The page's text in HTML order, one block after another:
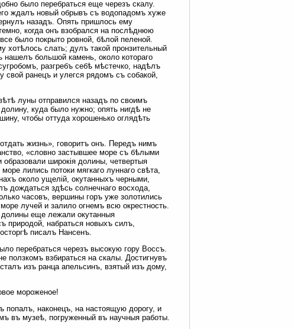
было перебраться еще черезъ скалу.
ждалъ новый обрывъ съ водопадомъ хуже
назадъ. Опять пришлось ему
когда онъ взобрался на послѣднюю
было покрыто ровной, бѣлой пеленой.
хотѣлось слать; дулъ такой пронзительный
большой камень, около котораго
разгребъ себѣ мѣстечко, надѣлъ
ранецъ и улегся рядомъ съ собакой,
луны отправился назадъ по своимъ
куда было нужно; опять нигдѣ не
чтобы оттуда хорошенько оглядѣть
жизнь», говоритъ онъ. Передъ нимъ
«словно застывшее море съ бѣлыми
широкія долины, четвертыя
лились потоки мягкаго луннаго свѣта,
около ущелій, окутанныхъ черными,
здѣсь солнечнаго восхода,
часовъ, вершины горъ уже золотились
лучей и залило огнемъ всю окрестность.
долины еще лежали окутанныя
природой, набраться новыхъ силъ,
писалъ Нансенъ.
перебраться черезъ высокую гору Воссъ.
ползкомъ взбираться на скалы. Достигнувъ
изъ ранца апельсинъ, взятый изъ дому,
мороженое!
попалъ, наконецъ, на настоящую дорогу, и
въ музеѣ, погруженный въ научныя работы.